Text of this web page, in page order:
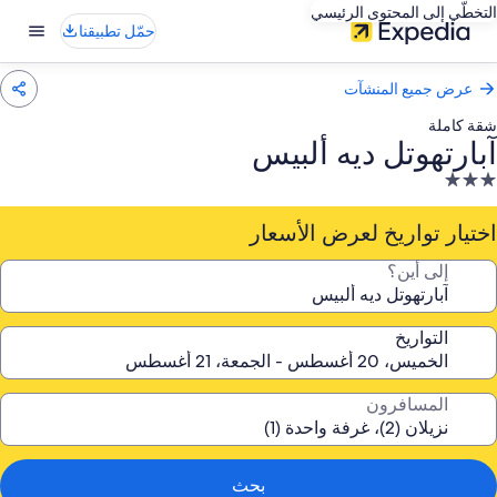
التخطّي إلى المحتوى الرئيسي
حمّل تطبيقنا
عرض جميع المنشآت
شقة كاملة
آبارتهوتل ديه ألبيس
منشأة
فندقية
مصنفة
3.0
اختيار تواريخ لعرض الأسعار
إلى أين؟
التواريخ
المسافرون
بحث